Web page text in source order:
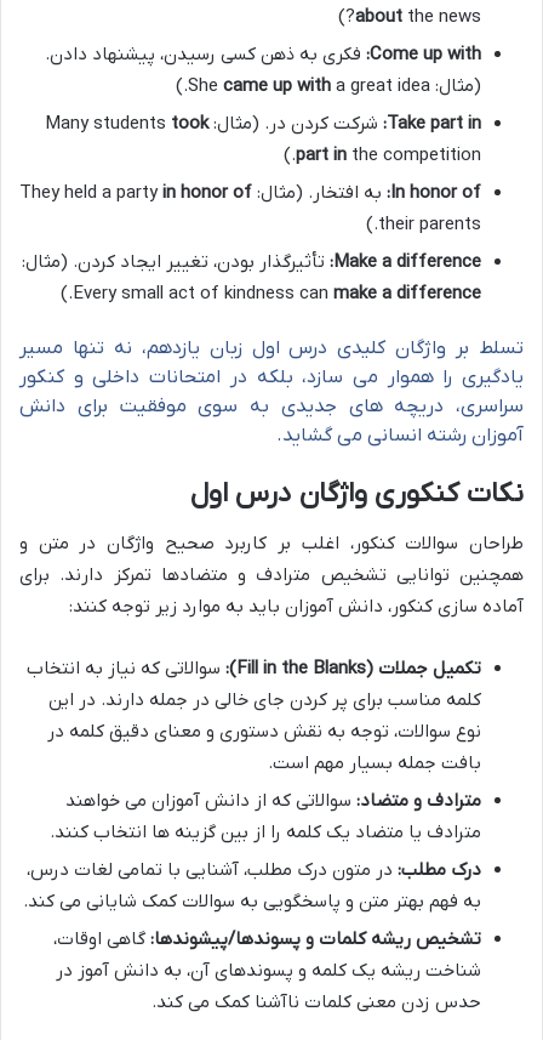
about the news?)
Come up with: فکری به ذهن کسی رسیدن، پیشنهاد دادن.
(مثال: She
came up with a great idea.)
Take part in: شرکت کردن در. (مثال: Many studentstook
part in the competition.)
In honor of: به افتخار. (مثال: They held a party in honor of
their parents.)
Make a difference: تأثیرگذار بودن، تغییر ایجاد کردن. (مثال:
Every small act of kindness can make a difference
.)
تسلط بر واژگان کلیدی درس اول زبان یازدهم، نه تنها مسیر
یادگیری را هموار می سازد، بلکه در امتحانات داخلی و کنکور
سراسری، دریچه های جدیدی به سوی موفقیت برای دانش
آموزان رشته انسانی می گشاید.
نکات کنکوری واژگان درس اول
طراحان سوالات کنکور، اغلب بر کاربرد صحیح واژگان در متن و
همچنین توانایی تشخیص مترادف و متضادها تمرکز دارند. برای
آماده سازی کنکور، دانش آموزان باید به موارد زیر توجه کنند:
تکمیل جملات (Fill in the Blanks):
سوالاتی که نیاز به انتخاب
کلمه مناسب برای پر کردن جای خالی در جمله دارند. در این
نوع سوالات، توجه به نقش دستوری و معنای دقیق کلمه در
بافت جمله بسیار مهم است.
مترادف و متضاد: سوالاتی که از دانش آموزان می خواهند
مترادف یا متضاد یک کلمه را از بین گزینه ها انتخاب کنند.
درک مطلب: در متون درک مطلب، آشنایی با تمامی لغات درس،
به فهم بهتر متن و پاسخگویی به سوالات کمک شایانی می کند.
تشخیص ریشه کلمات و پسوندها/پیشوندها: گاهی اوقات،
شناخت ریشه یک کلمه و پسوندهای آن، به دانش آموز در
حدس زدن معنی کلمات ناآشنا کمک می کند.